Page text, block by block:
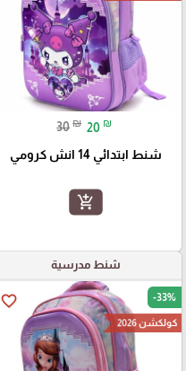
30 ₪ 20 ₪
شنط ابتدائي 14 انش كرومي
add_shopping_cart
شنط مدرسية
favorite_border -33%
كولكشن 2026